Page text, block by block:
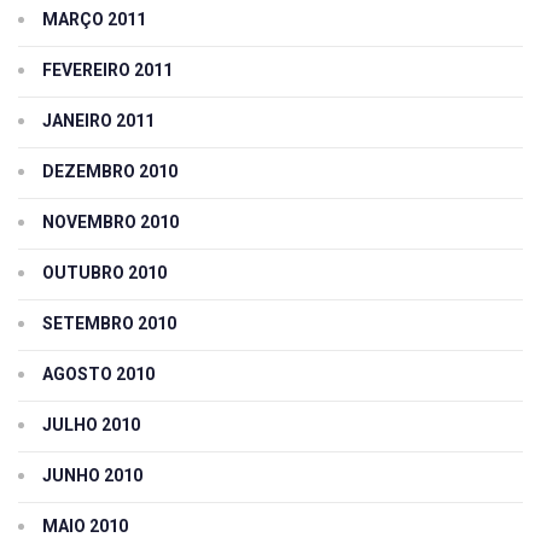
MARÇO 2011
FEVEREIRO 2011
JANEIRO 2011
DEZEMBRO 2010
NOVEMBRO 2010
OUTUBRO 2010
SETEMBRO 2010
AGOSTO 2010
JULHO 2010
JUNHO 2010
MAIO 2010